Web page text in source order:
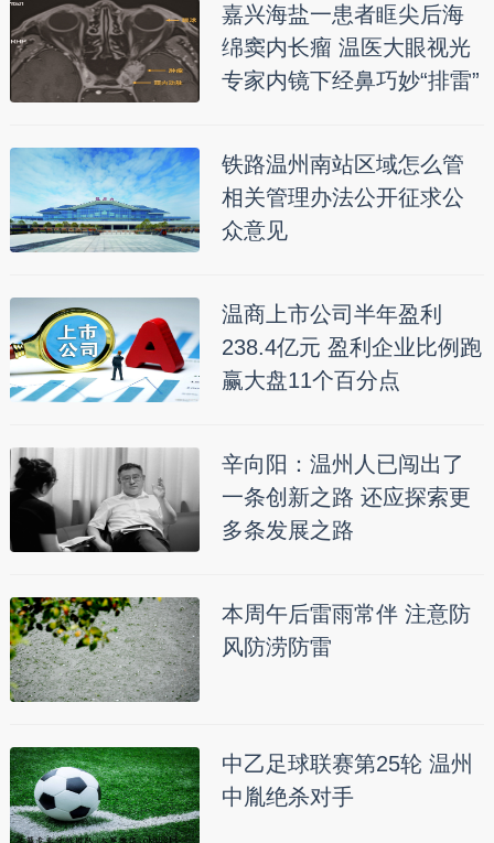
嘉兴海盐一患者眶尖后海
绵窦内长瘤 温医大眼视光
专家内镜下经鼻巧妙“排雷”
铁路温州南站区域怎么管
相关管理办法公开征求公
众意见
温商上市公司半年盈利
238.4亿元 盈利企业比例跑
赢大盘11个百分点
辛向阳：温州人已闯出了
一条创新之路 还应探索更
多条发展之路
本周午后雷雨常伴 注意防
风防涝防雷
中乙足球联赛第25轮 温州
中胤绝杀对手